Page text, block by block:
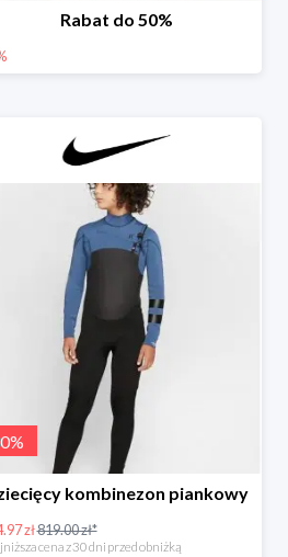
Rabat do 50%
%
kombinezon piankowy
zł819.00 zł*
cena z 30 dni przed obniżką